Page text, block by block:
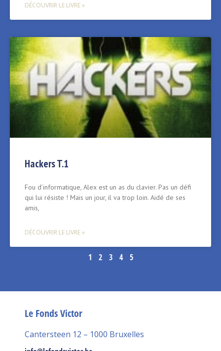
DÉCOUVRIR LE LIVRE »
Hackers T.1
Fou d’informatique, Alex est un as du clavier. Pas un défi
qui lui résiste ! Mais un jour, il va trop loin. Aidé de ses
amis,
DÉCOUVRIR LE LIVRE »
1 2 3 4 5
Le Fonds Victor
Cantersteen 12 – 1000 Bruxelles